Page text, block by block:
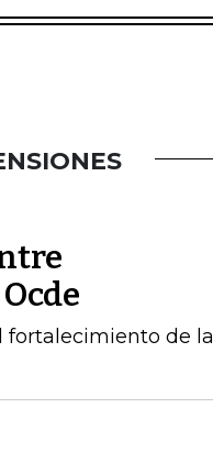
fortalecimiento de la